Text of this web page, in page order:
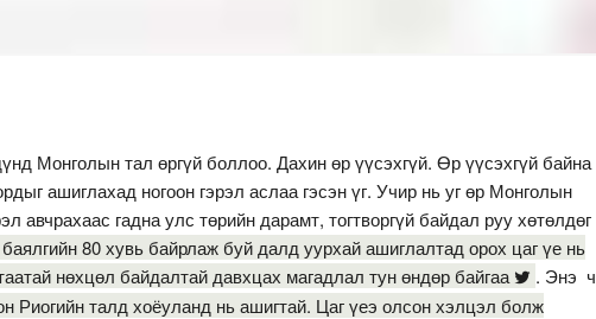
Монголын тал өргүй боллоо. Дахин өр үүсэхгүй. Өр үүсэхгүй байна
ашиглахад ногоон гэрэл аслаа гэсэн үг. Учир нь уг өр Монголын
авчрахаас гадна улс төрийн дарамт, тогтворгүй байдал руу хөтөлдөг
80 хувь байрлаж буй далд уурхай ашиглалтад орох цаг үе нь
нөхцөл байдалтай давхцах магадлал тун өндөр байгаа
. Энэ ч
Риогийн талд хоёуланд нь ашигтай. Цаг үеэ олсон хэлцэл болж